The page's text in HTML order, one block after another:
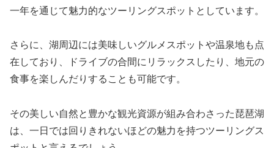
一年を通じて魅力的なツーリングスポットとしています。
さらに、湖周辺には美味しいグルメスポットや温泉地も点
在しており、ドライブの合間にリラックスしたり、地元の
食事を楽しんだりすることも可能です。
その美しい自然と豊かな観光資源が組み合わさった琵琶湖
は、一日では回りきれないほどの魅力を持つツーリングス